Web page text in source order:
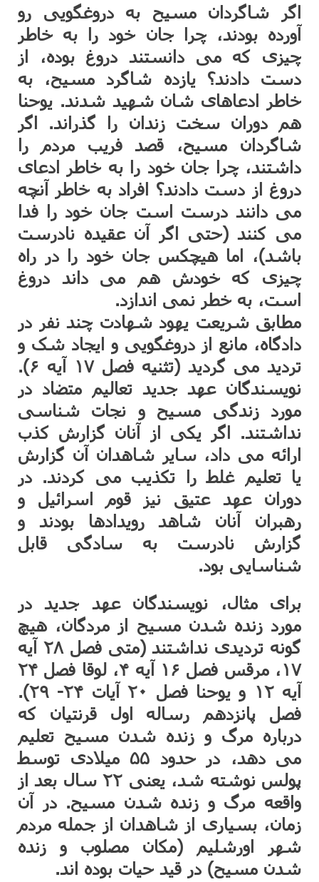
اگر شاگردان مسیح به دروغگویی رو
آورده بودند، چرا جان خود را به خاطر
چیزی که می دانستند دروغ بوده، از
دست دادند؟ یازده شاگرد مسیح، به
خاطر ادعاهای شان شهید شدند. یوحنا
هم دوران سخت زندان را گذراند. اگر
شاگردان مسیح، قصد فریب مردم را
داشتند، چرا جان خود را به خاطر ادعای
دروغ از دست دادند؟ افراد به خاطر آنچه
می دانند درست است جان خود را فدا
می کنند (حتی اگر آن عقیده نادرست
باشد)، اما هیچکس جان خود را در راه
چیزی که خودش هم می داند دروغ
است، به خطر نمی اندازد.
مطابق شریعت یهود شهادت چند نفر در
دادگاه، مانع از دروغگویی و ایجاد شک و
تردید می گردید (تثنیه فصل ۱۷ آیه ۶).
نویسندگان عهد جدید تعالیم متضاد در
مورد زندگی مسیح و نجات شناسی
نداشتند. اگر یکی از آنان گزارش کذب
ارائه می داد، سایر شاهدان آن گزارش
یا تعلیم غلط را تکذیب می کردند. در
دوران عهد عتیق نیز قوم اسرائیل و
رهبران آنان شاهد رویدادها بودند و
گزارش نادرست به سادگی قابل
شناسایی بود.
برای مثال، نویسندگان عهد جدید در
مورد زنده شدن مسیح از مردگان، هیچ
گونه تردیدی نداشتند (متی فصل ۲۸ آیه
۱۷، مرقس فصل ۱۶ آیه ۴، لوقا فصل ۲۴
آیه ۱۲ و یوحنا فصل ۲۰ آیات ۲۴- ۲۹).
فصل پانزدهم رساله اول قرنتیان که
درباره مرگ و زنده شدن مسیح تعلیم
می دهد، در حدود ۵۵ میلادی توسط
پولس نوشته شد، یعنی ۲۲ سال بعد از
واقعه مرگ و زنده شدن مسیح. در آن
زمان، بسیاری از شاهدان از جمله مردم
شهر اورشلیم (مکان مصلوب و زنده
شدن مسیح) در قید حیات بوده اند.